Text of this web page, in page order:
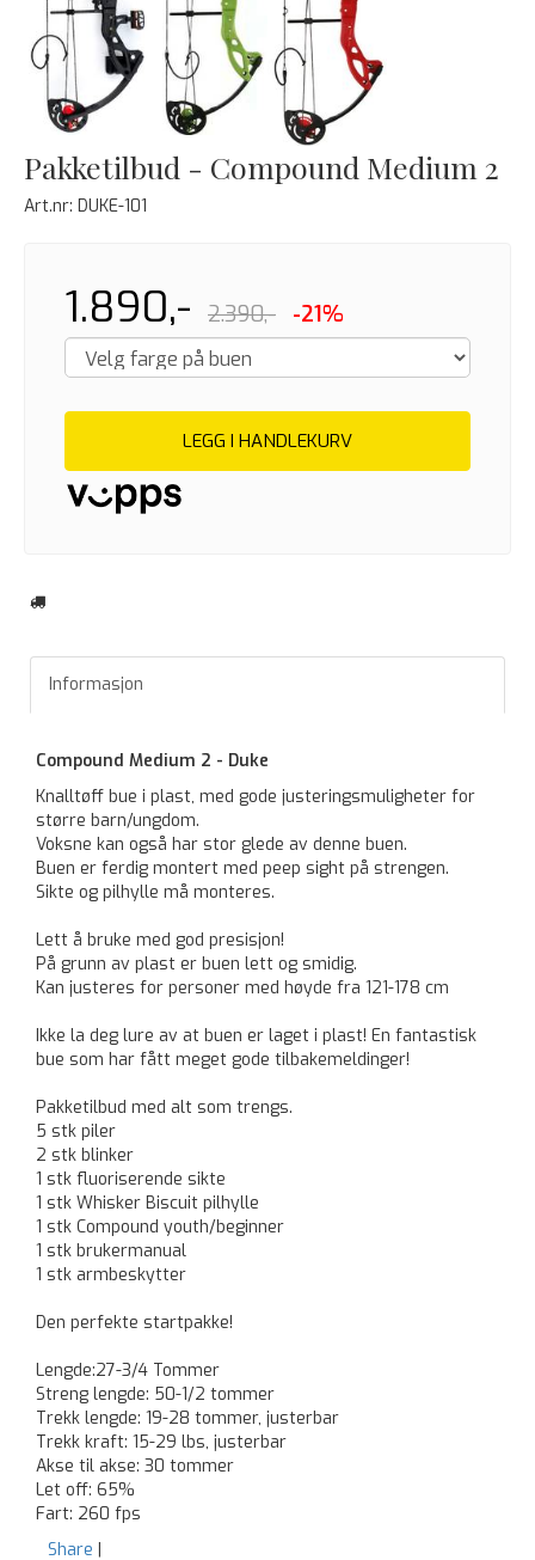
Pakketilbud - Compound Medium 2
Art.nr: DUKE-101
1.890,- 2.390,- -21%
LEGG I HANDLEKURV
Informasjon
Compound Medium 2 - Duke
Knalltøff bue i plast, med gode justeringsmuligheter for
større barn/ungdom.
Voksne kan også har stor glede av denne buen.
Buen er ferdig montert med peep sight på strengen.
Sikte og pilhylle må monteres.
Lett å bruke med god presisjon!
På grunn av plast er buen lett og smidig.
Kan justeres for personer med høyde fra 121-178 cm
Ikke la deg lure av at buen er laget i plast! En fantastisk
bue som har fått meget gode tilbakemeldinger!
Pakketilbud med alt som trengs.
5 stk piler
2 stk blinker
1 stk fluoriserende sikte
1 stk Whisker Biscuit pilhylle
1 stk Compound youth/beginner
1 stk brukermanual
1 stk armbeskytter
Den perfekte startpakke!
Lengde:27-3/4 Tommer
Streng lengde: 50-1/2 tommer
Trekk lengde: 19-28 tommer, justerbar
Trekk kraft: 15-29 lbs, justerbar
Akse til akse: 30 tommer
Let off: 65%
Fart: 260 fps
Share |